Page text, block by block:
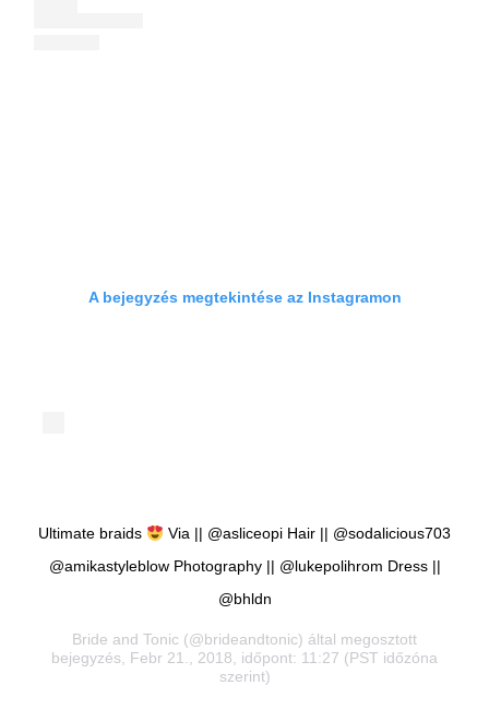
A bejegyzés megtekintése az Instagramon
Ultimate braids
Via || @asliceopi Hair || @sodalicious703
@amikastyleblow Photography || @lukepolihrom Dress ||
@bhldn
Bride and Tonic (@brideandtonic) által megosztott
bejegyzés, Febr 21., 2018, időpont: 11:27 (PST időzóna
szerint)